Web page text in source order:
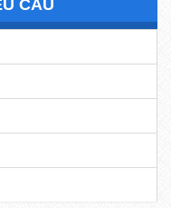
CẦU